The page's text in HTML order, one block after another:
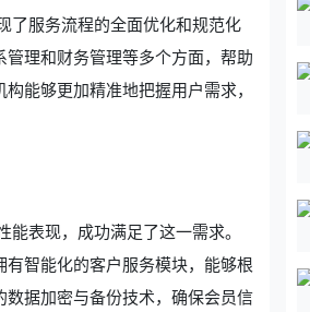
了服务流程的全面优化和规范化
理和财务管理等多个方面，帮助
能够更加精准地把握用户需求，
表现，成功满足了这一需求。
智能化的客户服务模块，能够根
据加密与备份技术，确保会员信